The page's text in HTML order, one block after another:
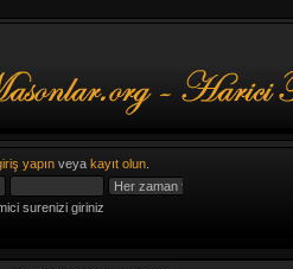
yapınveya kayıt olun.
surenizi giriniz